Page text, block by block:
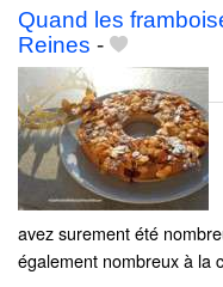
Quand les
Reines -
avez surement été
également nombreux à la